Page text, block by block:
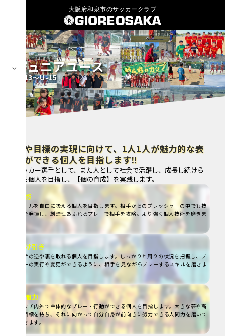
大阪府和泉市のサッカークラブ
ジュニアユース
U-13～U-15
夢や目標の実現に向けて、1人1人が魅力的な表
現ができる個人を目指します‼
サッカー選手として、また人として社会で活躍し、成長し続けら
れる個人を目指し、【個の育成】を実践します。
技術
ボールを自由に扱える個人を目指します。相手からのプレッシャーの中でも技
術を発揮し、創造性あふれるプレーで相手を攻略。より強く個人技術を磨きま
駆け引き
相手の逆や裏を取れる個人を目指します。しっかりと周りの状況を把握し、プ
レーの実行や変更ができるように、相手を見ながらプレーするスキルを磨きま
人間力
ピッチ内外で主体的なプレー・行動ができる個人を目指します。大きな夢や高
い目標を持ち、それに向かって自分自身が前向きに努力できる人間力を磨いて
いきます。